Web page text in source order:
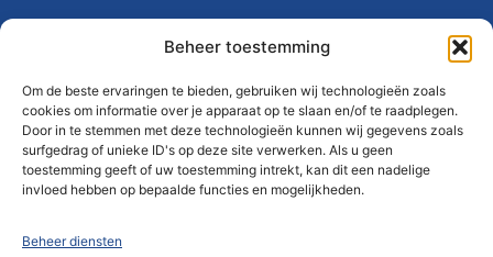
Beheer toestemming
Om de beste ervaringen te bieden, gebruiken wij technologieën zoals
cookies om informatie over je apparaat op te slaan en/of te raadplegen.
Door in te stemmen met deze technologieën kunnen wij gegevens zoals
surfgedrag of unieke ID's op deze site verwerken. Als u geen
toestemming geeft of uw toestemming intrekt, kan dit een nadelige
invloed hebben op bepaalde functies en mogelijkheden.
Beheer diensten
Bedrijf
Over ons
Contact
Privacyclausule
Disclaimer
Tools
My Materné
Assistance
Blog